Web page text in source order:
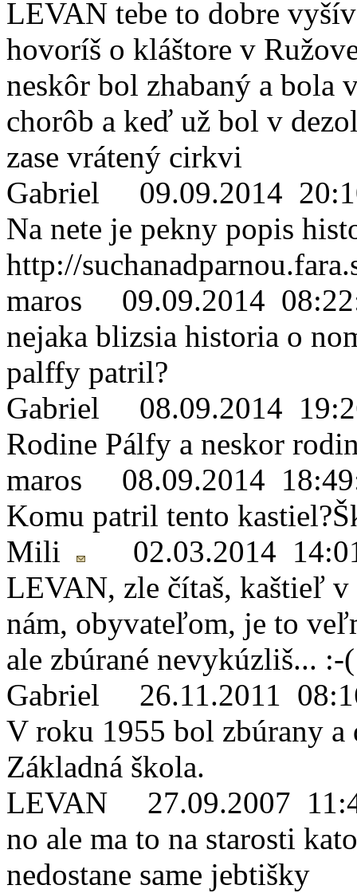
LEVAN tebe to dobre
hovoríš o kláštore v
neskôr bol zhabaný a bola
chorôb a keď už bol v
zase vrátený cirkvi
Gabriel 09.09.2014
Na nete je pekny popis
http://
maros 09.09.2014
nejaka blizsia historia o
palffy patril?
Gabriel 08.09.2014
Rodine Pálfy a neskor
maros 08.09.2014
Komu patril tento
Mili
02.03.2014
LEVAN, zle čítaš, kaštieľ v
nám, obyvateľom, je to
ale zbúrané nevykúzliš... :-(
Gabriel 26.11.2011
V roku 1955 bol zbúrany a
Základná škola.
LEVAN 27.09.2007
no ale ma to na starosti
nedostane same jebtišky